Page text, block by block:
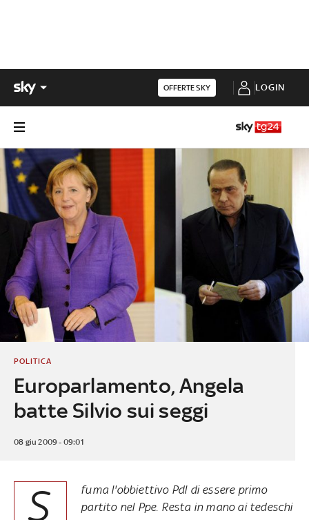
OFFERTE SKY LOGIN
Europarlamento, Angela
batte Silvio sui seggi
POLITICA
08 giu 2009 - 09:01
S
fuma l'obbiettivo Pdl di essere primo
partito nel Ppe. Resta in mano ai tedeschi